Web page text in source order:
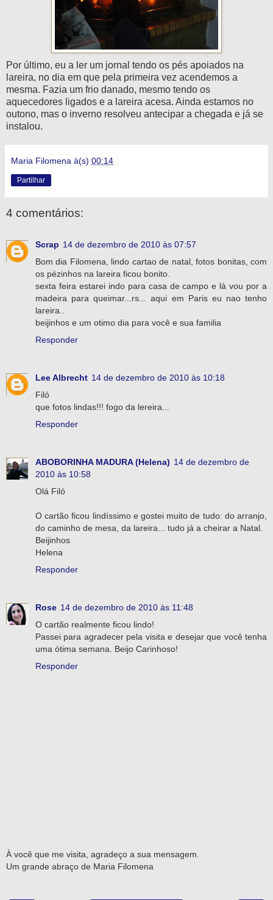
Por último, eu a ler um jornal tendo os pés apoiados na
lareira, no dia em que pela primeira vez acendemos a
mesma. Fazia um frio danado, mesmo tendo os
aquecedores ligados e a lareira acesa. Ainda estamos no
outono, mas o inverno resolveu antecipar a chegada e já se
instalou.
Maria Filomena à(s) 00:14
Partilhar
4 comentários:
Scrap 14 de dezembro de 2010 às 07:57
Bom dia Filomena, lindo cartao de natal, fotos bonitas, com
os pézinhos na lareira ficou bonito.
sexta feira estarei indo para casa de campo e là vou por a
madeira para queimar...rs... aqui em Paris eu nao tenho
lareira..
beijinhos e um otimo dia para você e sua familia
Responder
Lee Albrecht 14 de dezembro de 2010 às 10:18
Filó
que fotos lindas!!! fogo da lereira...
Responder
ABOBORINHA MADURA (Helena) 14 de dezembro de
2010 às 10:58
Olá Filó
O cartão ficou lindíssimo e gostei muito de tudo: do arranjo,
do caminho de mesa, da lareira... tudo já a cheirar a Natal.
Beijinhos
Helena
Responder
Rose 14 de dezembro de 2010 às 11:48
O cartão realmente ficou lindo!
Passei para agradecer pela visita e desejar que você tenha
uma ótima semana. Beijo Carinhoso!
Responder
À você que me visita, agradeço a sua mensagem.
Um grande abraço de Maria Filomena